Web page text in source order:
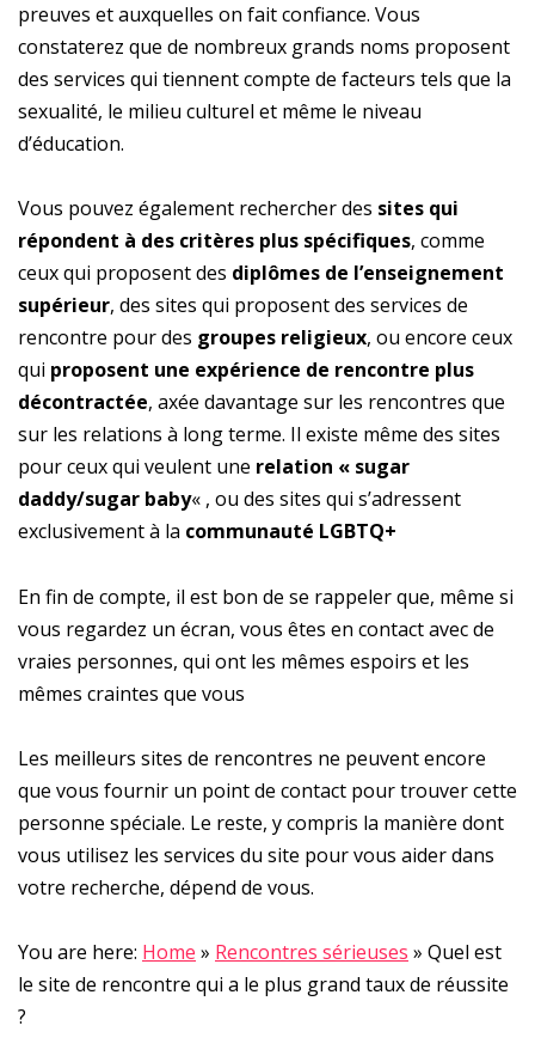
preuves et auxquelles on fait confiance. Vous
constaterez que de nombreux grands noms proposent
des services qui tiennent compte de facteurs tels que la
sexualité, le milieu culturel et même le niveau
d’éducation.
Vous pouvez également rechercher des sites qui
répondent à des critères plus spécifiques, comme
ceux qui proposent des diplômes de l’enseignement
supérieur, des sites qui proposent des services de
rencontre pour des groupes religieux, ou encore ceux
qui proposent une expérience de rencontre plus
décontractée, axée davantage sur les rencontres que
sur les relations à long terme. Il existe même des sites
pour ceux qui veulent une relation « sugar
daddy/sugar baby« , ou des sites qui s’adressent
exclusivement à la communauté LGBTQ+
En fin de compte, il est bon de se rappeler que, même si
vous regardez un écran, vous êtes en contact avec de
vraies personnes, qui ont les mêmes espoirs et les
mêmes craintes que vous
Les meilleurs sites de rencontres ne peuvent encore
que vous fournir un point de contact pour trouver cette
personne spéciale. Le reste, y compris la manière dont
vous utilisez les services du site pour vous aider dans
votre recherche, dépend de vous.
You are here: Home » Rencontres sérieuses » Quel est
le site de rencontre qui a le plus grand taux de réussite
?